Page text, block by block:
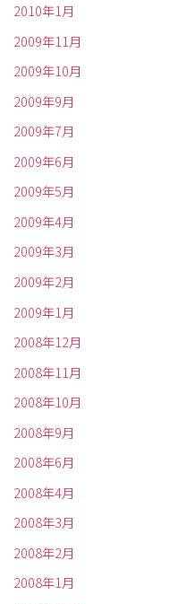
2010年1月
2009年11月
2009年10月
2009年9月
2009年7月
2009年6月
2009年5月
2009年4月
2009年3月
2009年2月
2009年1月
2008年12月
2008年11月
2008年10月
2008年9月
2008年6月
2008年4月
2008年3月
2008年2月
2008年1月